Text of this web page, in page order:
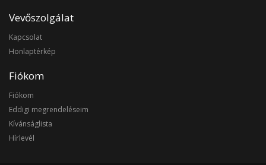
Vevőszolgálat
Kapcsolat
Honlaptérkép
Fiókom
Fiókom
Eddigi megrendeléseim
Kívánságlista
Hírlevél